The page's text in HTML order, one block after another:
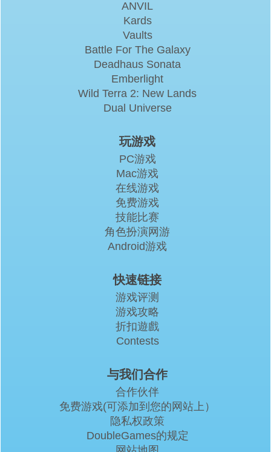
ANVIL
Kards
Vaults
Battle For The Galaxy
Deadhaus Sonata
Emberlight
Wild Terra 2: New Lands
Dual Universe
玩游戏
PC游戏
Mac游戏
在线游戏
免费游戏
技能比赛
角色扮演网游
Android游戏
快速链接
游戏评测
游戏攻略
折扣遊戲
Contests
与我们合作
合作伙伴
免费游戏(可添加到您的网站上）
隐私权政策
DoubleGames的规定